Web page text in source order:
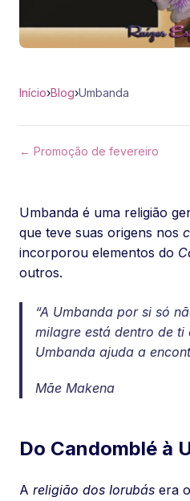
Início›Blog›Umbanda
← Promoção de fevereiro
Umbanda é uma religião
que teve suas origens nos
incorporou elementos do
outros.
“A Umbanda por si só
milagre está dentro de ti
Umbanda ajuda a
Mãe Makena
Do Candomblé à
A religião dos Iorubás era o